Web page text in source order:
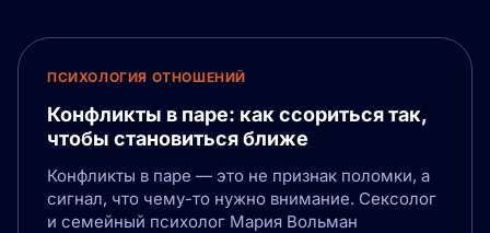
ПСИХОЛОГИЯ ОТНОШЕНИЙ
Конфликты в паре: как ссориться так,
чтобы становиться ближе
Конфликты в паре — это не признак поломки, а
сигнал, что чему-то нужно внимание. Сексолог
и семейный психолог Мария Вольман